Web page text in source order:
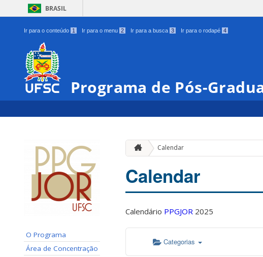
BRASIL
Ir para o conteúdo 1 Ir para o menu 2 Ir para a busca 3 Ir para o rodapé 4
Programa de Pós-
O Programa
Área de Concentração
Calendar
Calendar
Calendário PPGJOR 2025
Categorias